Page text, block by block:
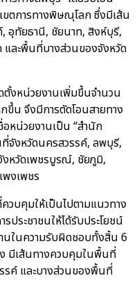
ขตการทางพิษณุโลก ซึ่งมีเส้น
อุทัยธานี, ชัยนาท, สิงห์บุรี,
และพื้นที่บางส่วนของจังหวัด
งหน่วยงานเพิ่มขึ้นจำนวน
ขึ้น จึงมีการตัดโอนสายทาง
อหน่วยงานเป็น “สำนัก
จังหวัดนครสวรรค์, ลพบุรี,
หวัดเพชรบูรณ์, ชัยภูมิ,
พงเพชร
บคุมให้เป็นไปตามแนวทาง
ประชาชนให้ได้รับประโยชน์
นในความรับผิดชอบทั้งสิ้น 6
ง มีเส้นทางควบคุมในพื้นที่
รค์ และบางส่วนของพื้นที่